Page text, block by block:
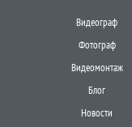
Видеограф
Фотограф
Видеомонтаж
Блог
Новости